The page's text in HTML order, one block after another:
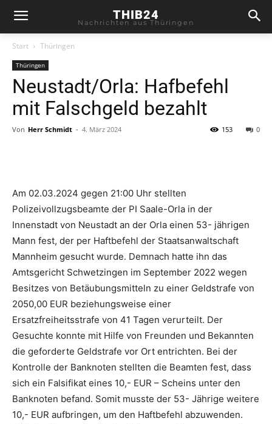
THIB24
Nachrichten aus Thüringen
Start Thüringen
Thüringen
Neustadt/Orla: Hafbefehl
mit Falschgeld bezahlt
Von Herr Schmidt - 4. März 2024 0
153
Am 02.03.2024 gegen 21:00 Uhr stellten
Polizeivollzugsbeamte der PI Saale-Orla in der
Innenstadt von Neustadt an der Orla einen 53- jährigen
Mann fest, der per Haftbefehl der Staatsanwaltschaft
Mannheim gesucht wurde. Demnach hatte ihn das
Amtsgericht Schwetzingen im September 2022 wegen
Besitzes von Betäubungsmitteln zu einer Geldstrafe von
2050,00 EUR beziehungsweise einer
Ersatzfreiheitsstrafe von 41 Tagen verurteilt. Der
Gesuchte konnte mit Hilfe von Freunden und Bekannten
die geforderte Geldstrafe vor Ort entrichten. Bei der
Kontrolle der Banknoten stellten die Beamten fest, dass
sich ein Falsifikat eines 10,- EUR – Scheins unter den
Banknoten befand. Somit musste der 53- Jährige weitere
10,- EUR aufbringen, um den Haftbefehl abzuwenden.